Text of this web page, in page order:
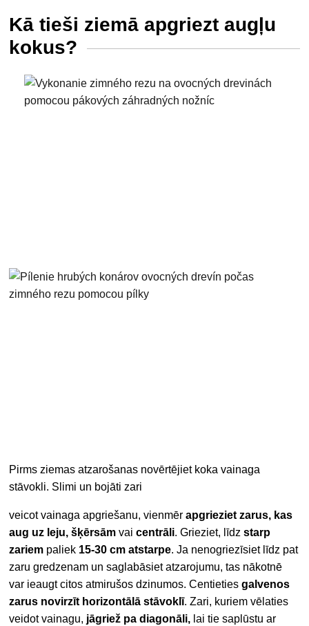
Kā tieši ziemā apgriezt augļu
kokus?
Pirms ziemas atzarošanas novērtējiet koka vainaga
stāvokli. Slimi un bojāti zari
veicot vainaga apgriešanu, vienmērapgrieziet zarus, kas
aug uz leju, šķērsām vaicentrāli. Grieziet, līdzstarp
zariem paliek 15-30 cm atstarpe. Ja nenogriezīsiet līdz pat
zaru gredzenam un saglabāsiet atzarojumu, tas nākotnē
var ieaugt citos atmirušos dzinumos. Centietiesgalvenos
zarus novirzīt horizontālā stāvoklī. Zari, kuriem vēlaties
veidot vainagu, jāgriež pa diagonāli, lai tie saplūstu ar